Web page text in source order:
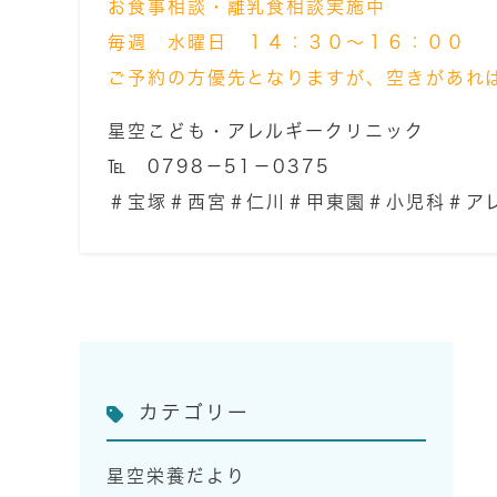
お食事相談・離乳食相談実施中
毎週 水曜日 １４：３０～１６：００
ご予約の方優先となりますが、空きがあれ
星空こども・アレルギークリニック
℡ 0798－51－0375
＃宝塚＃西宮＃仁川＃甲東園＃小児科＃ア
カテゴリー
星空栄養だより